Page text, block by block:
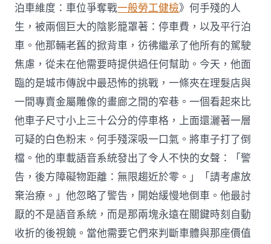
泊車維度：車位爭奪戰一般勞工健檢》何手殘的人
生，被兩個巨大的陰影籠罩著：停車費，以及平行泊
車。他那輛老舊的掀背車，彷彿繼承了他所有的駕駛
焦慮，從未在他需要時提供過任何幫助。今天，他面
臨的是城市傳說中最恐怖的挑戰，一條夾在理髮店與
一間專賣金屬雕像的畫廊之間的窄巷。一個看起來比
他車子尺寸小上三十公分的停車格，上面還灑著一層
可疑的白色粉末。何手殘深吸一口氣。將車子打了倒
檔。他的車載語音系統發出了令人不快的女聲：「警
告，後方障礙物距離：無限趨近於零。」「請考慮放
棄治療。」他忽略了警告，開始緩慢地倒車。他最討
厭的不是語音系統，而是那兩塊永遠在關鍵時刻自動
收折的後視鏡。當他需要它們來判斷車體與那座價值